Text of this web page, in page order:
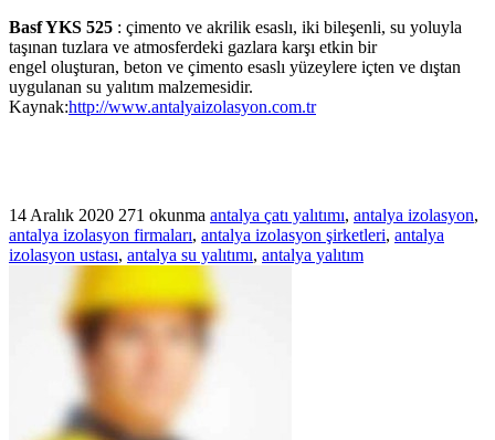
Basf YKS 525 : çimento ve akrilik esaslı, iki bileşenli, su yoluyla
taşınan tuzlara ve atmosferdeki gazlara karşı etkin bir
engel oluşturan, beton ve çimento esaslı yüzeylere içten ve dıştan
uygulanan su yalıtım malzemesidir.
Kaynak:http://www.antalyaizolasyon.com.tr
14 Aralık 2020 271 okunma antalya çatı yalıtımı, antalya izolasyon,
antalya izolasyon firmaları, antalya izolasyon şirketleri, antalya
izolasyon ustası, antalya su yalıtımı, antalya yalıtım